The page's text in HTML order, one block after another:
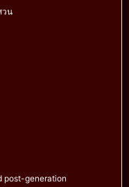
วน
post-generation